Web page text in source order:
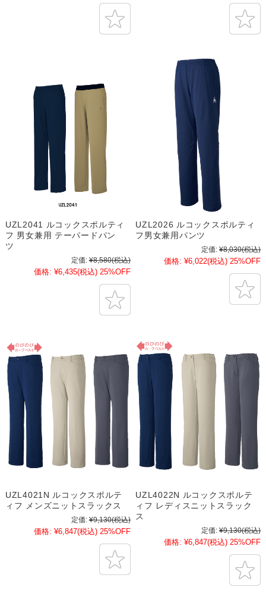
UZL2041 ルコックスポルティ
フ 男女兼用 テーパードパン
ツ
定価: ¥8,580(税込)
価格: ¥6,435(税込) 25%OFF
UZL2026 ルコックスポルティ
フ男女兼用パンツ
定価: ¥8,030(税込)
価格: ¥6,022(税込) 25%OFF
UZL4021N ルコックスポルテ
ィフ メンズニットスラックス
定価: ¥9,130(税込)
価格: ¥6,847(税込) 25%OFF
UZL4022N ルコックスポルテ
ィフ レディスニットスラック
ス
定価: ¥9,130(税込)
価格: ¥6,847(税込) 25%OFF